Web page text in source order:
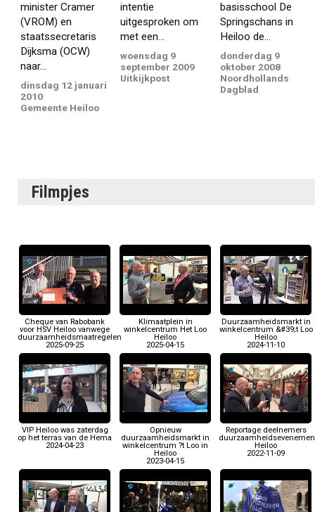
minister Cramer
(VROM) en
staatssecretaris
Dijksma (OCW)
naar...
dinsdag 12 januari
2010
Gemeente Heiloo
intentie
uitgesproken om
met een...
woensdag 9
september 2009
Uitkijkpost
basisschool De
Springschans in
Heiloo de...
donderdag 9
oktober 2008
Noordhollands
Dagblad
Filmpjes
Cheque van Rabobank
voor HSV Heiloo vanwege
duurzaamheidsmaatregelen
2025-09-25
Klimaatplein in
winkelcentrum Het Loo
Heiloo
2025-04-15
Duurzaamheidsmarkt in
winkelcentrum &#39;t Loo
Heiloo
2024-11-10
VIP Heiloo was zaterdag
op het terras van de Hema
2024-04-23
Opnieuw
duurzaamheidsmarkt in
winkelcentrum ?t Loo in
Heiloo
2023-04-15
Reportage deelnemers
Heiloo
2022-11-09